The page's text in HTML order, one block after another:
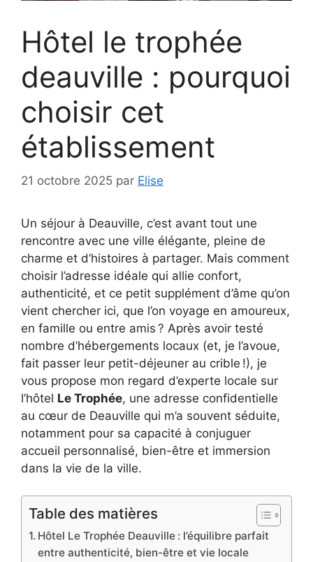
Hôtel le trophée
deauville : pourquoi
choisir cet
établissement
21 octobre 2025 par Elise
Un séjour à Deauville, c’est avant tout une
rencontre avec une ville élégante, pleine de
charme et d’histoires à partager. Mais comment
choisir l’adresse idéale qui allie confort,
authenticité, et ce petit supplément d’âme qu’on
vient chercher ici, que l’on voyage en amoureux,
en famille ou entre amis ? Après avoir testé
nombre d’hébergements locaux (et, je l’avoue,
fait passer leur petit-déjeuner au crible !), je
vous propose mon regard d’experte locale sur
l’hôtel Le Trophée, une adresse confidentielle
au cœur de Deauville qui m’a souvent séduite,
notamment pour sa capacité à conjuguer
accueil personnalisé, bien-être et immersion
dans la vie de la ville.
Table des matières
Hôtel Le Trophée Deauville : l’équilibre parfait
entre authenticité, bien-être et vie locale